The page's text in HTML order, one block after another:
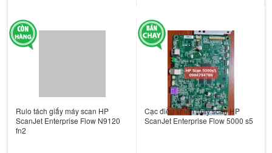
Rulo tách giấy máy scan HP
ScanJet Enterprise Flow N9120
fn2
Cạc điều khiển máy scan HP
ScanJet Enterprise Flow 5000 s5